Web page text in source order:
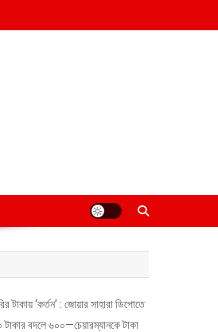
টাকায় ‘কর্তন’ : জোয়ার সাহারা ডিপোতে
বদলে ৬০০—চেয়ারম্যানকে টাকা